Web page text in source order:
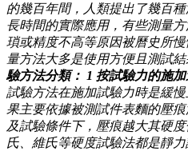
的幾百年間，人類提出了幾百
長時間的實際應用，有些測量
瑣或精度不高等原因被曆史所慢
量方法大多是使用方便且測試結
驗方法分類： 1 按試驗力的施
試驗方法在施加試驗力時是緩慢
果主要依據被測試件表麵的壓痕
及試驗條件下，壓痕越大其硬度
氏、維氏等硬度試驗法都是靜力試